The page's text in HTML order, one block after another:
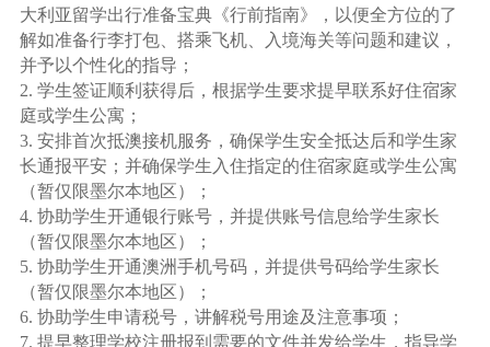
大利亚留学出行准备宝典《行前指南》，以便全方位的了
解如准备行李打包、搭乘飞机、入境海关等问题和建议，
并予以个性化的指导；
2. 学生签证顺利获得后，根据学生要求提早联系好住宿家
庭或学生公寓；
3. 安排首次抵澳接机服务，确保学生安全抵达后和学生家
长通报平安；并确保学生入住指定的住宿家庭或学生公寓
（暂仅限墨尔本地区）；
4. 协助学生开通银行账号，并提供账号信息给学生家长
（暂仅限墨尔本地区）；
5. 协助学生开通澳洲手机号码，并提供号码给学生家长
（暂仅限墨尔本地区）；
6. 协助学生申请税号，讲解税号用途及注意事项；
7. 提早整理学校注册报到需要的文件并发给学生，指导学